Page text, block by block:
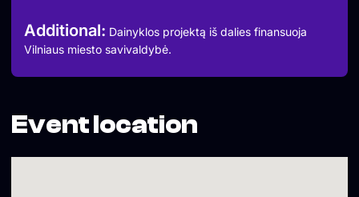
ir Baltijos šalyse.
Kviečiam!
Additional: Dainyklos projektą iš dalies finansuoja
Vilniaus miesto savivaldybė.
Event location